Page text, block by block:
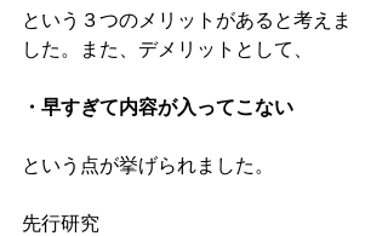
という３つのメリットがあると考えま
した。また、デメリットとして、
・早すぎて内容が入ってこない
という点が挙げられました。
先行研究